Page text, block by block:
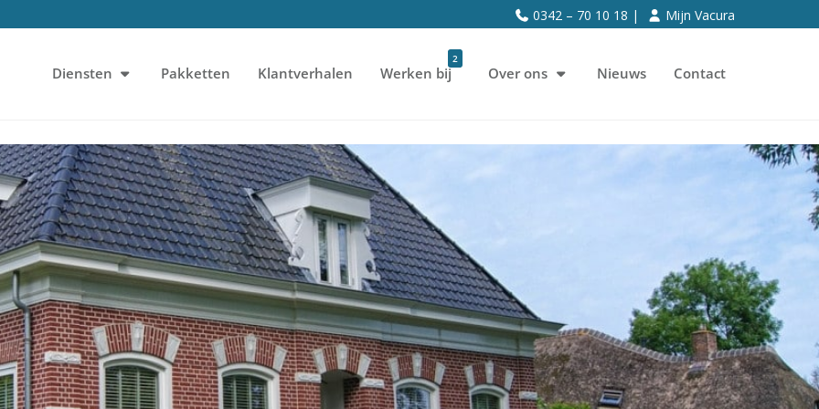
0342 – 70 10 18 | Mijn Vacura
Diensten Pakketten Klantverhalen Werken bij
2
Over ons Nieuws Contact